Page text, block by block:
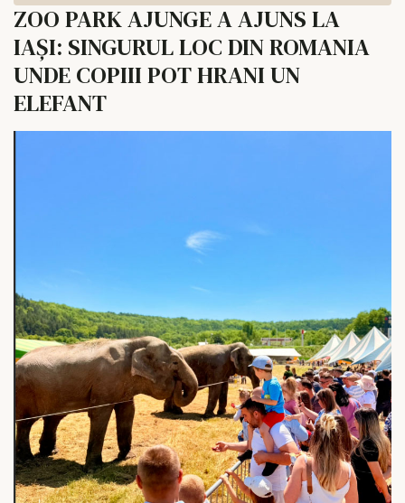
ZOO PARK AJUNGE A AJUNS LA
IAȘI: SINGURUL LOC DIN ROMANIA
UNDE COPIII POT HRANI UN
ELEFANT